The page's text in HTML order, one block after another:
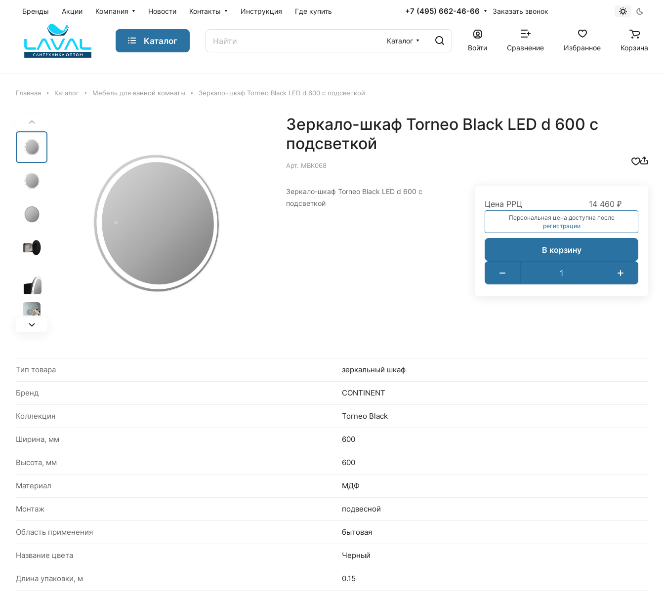
Бренды Акции Компания Новости Контакты Инструкция Где купить +7 (495) 662-46-66 Заказать звонок
Каталог
Каталог
Войти
Сравнение Избранное Корзина
Главная Каталог Мебель для ванной комнаты Зеркало-шкаф Torneo Black LED d 600 с подсветкой
Зеркало-шкаф Torneo Black LED d 600 с
подсветкой
Арт. МВК068
Зеркало-шкаф Torneo Black LED d 600 с
подсветкой
Цена РРЦ 14 460 ₽
Персональная цена доступна после
регистрации
В корзину
Тип товара зеркальный шкаф
Бренд CONTINENT
Коллекция Torneo Black
Ширина, мм 600
Высота, мм 600
Материал МДФ
Монтаж подвесной
Область применения бытовая
Название цвета Черный
Длина упаковки, м 0.15